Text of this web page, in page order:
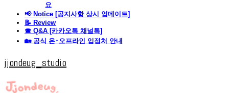
요
📢 Notice [공지사항 상시 업데이트]
📝 Review
☎ Q&A [카카오톡 채널톡]
🏡 공식 온･오프라인 입점처 안내
jjondeug_studio